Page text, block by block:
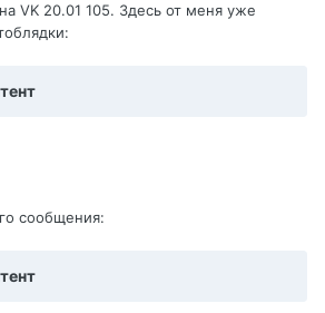
VK 20.01 105. Здесь от меня уже
сообщения: